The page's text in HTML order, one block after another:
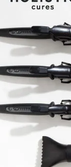
りする場合があり
2. 会員情報の
意をよく読み、
入力してくださ
号・旧漢字・ロ
れらの文字が
す。
3. パスワードの
(1)パスワード
第三者に譲渡・
(2)パスワードは
に変更する等、
い。
(3)パスワード
は、会員本人